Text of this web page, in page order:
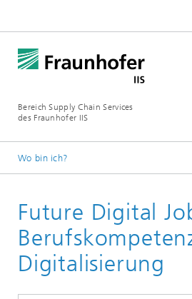
Bereich Supply Chain Services
des Fraunhofer IIS
Wo bin ich?
Referenzprojekte
Future Digital
Digitalisierung